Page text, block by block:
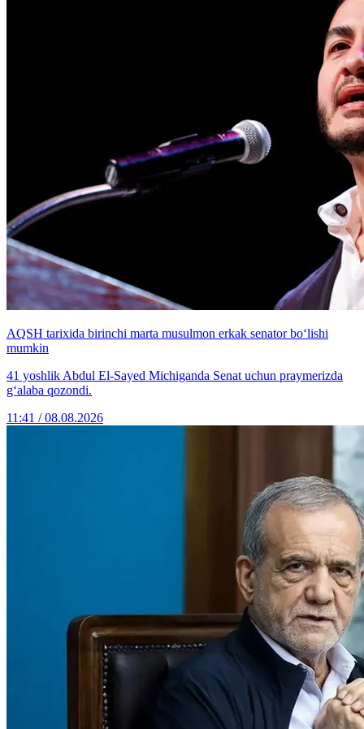
AQSH tarixida birinchi marta musulmon erkak senator bo‘lishi
mumkin
41 yoshlik Abdul El-Sayed Michiganda Senat uchun praymerizda
g‘alaba qozondi.
11:41 / 08.08.2026